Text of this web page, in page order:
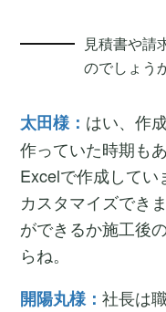
見積書や請
のでしょう
太田様： はい、作
作っていた時期も
Excelで作成して
カスタマイズでき
ができるか施工後
らね。
開陽丸様：社長は